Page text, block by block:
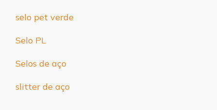
selo pet verde
Selo PL
Selos de aço
slitter de aço